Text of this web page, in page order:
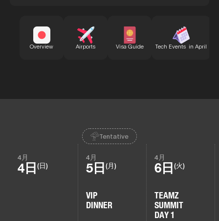
Overview Airports Visa Guide Tech Events in April
Tentative
4月
4日 (日)
4月
5日 (月)
VIP
DINNER
4月
6日 (火)
TEAMZ
SUMMIT
DAY 1